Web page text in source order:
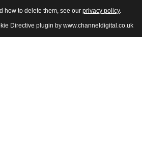
how to delete them, see our privacy policy.